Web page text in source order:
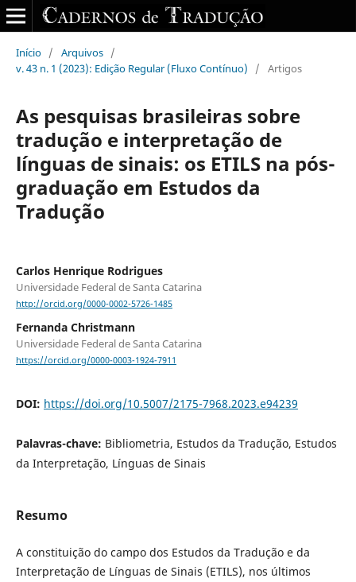
Início / Arquivos /
v. 43 n. 1 (2023): Edição Regular (Fluxo Contínuo)
/ Artigos
As pesquisas brasileiras sobre
tradução e interpretação de
línguas de sinais: os ETILS na pós-
graduação em Estudos da
Tradução
Carlos Henrique Rodrigues
Universidade Federal de Santa Catarina
http://orcid.org/0000-0002-5726-1485
Fernanda Christmann
Universidade Federal de Santa Catarina
https://orcid.org/0000-0003-1924-7911
DOI: https://doi.org/10.5007/2175-7968.2023.e94239
Palavras-chave: Bibliometria, Estudos da Tradução, Estudos
da Interpretação, Línguas de Sinais
Resumo
A constituição do campo dos Estudos da Tradução e da
Interpretação de Línguas de Sinais (ETILS), nos últimos